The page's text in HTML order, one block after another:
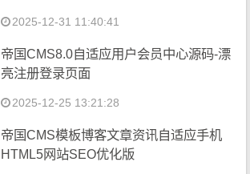
2025-12-31 11:40:41
帝国CMS8.0自适应用户会员中心源码-漂
亮注册登录页面
2025-12-25 13:21:28
帝国CMS模板博客文章资讯自适应手机
HTML5网站SEO优化版